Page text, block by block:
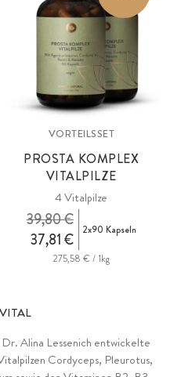
VORTEILSSET
PROSTA KOMPLEX
VITALPILZE
4 Vitalpilze
37,81 €
39,80 € 2x90 Kapseln
275,58 € / 1kg
Alina Lessenich entwickelte
Cordyceps, Pleurotus,